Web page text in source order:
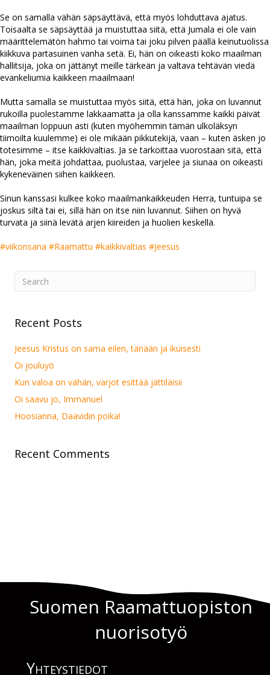
Se on samalla vähän säpsäyttävä, että myös lohduttava ajatus.
Toisaalta se säpsäyttää ja muistuttaa siitä, että Jumala ei ole vain
määrittelemätön hahmo tai voima tai joku pilven päällä keinutuolissa
kiikkuva partasuinen vanha setä. Ei, hän on oikeasti koko maailman
hallitsija, joka on jättänyt meille tärkeän ja valtava tehtävän viedä
evankeliumia kaikkeen maailmaan!
Mutta samalla se muistuttaa myös siitä, että hän, joka on luvannut
rukoilla puolestamme lakkaamatta ja olla kanssamme kaikki päivät
maailman loppuun asti (kuten myöhemmin tämän ulkoläksyn
tiimoilta kuulemme) ei ole mikään pikkutekijä, vaan – kuten äsken jo
totesimme – itse kaikkivaltias. Ja se tarkoittaa vuorostaan sitä, että
hän, joka meitä johdattaa, puolustaa, varjelee ja siunaa on oikeasti
kykeneväinen siihen kaikkeen.
Sinun kanssasi kulkee koko maailmankaikkeuden Herra, tuntuipa se
joskus siltä tai ei, sillä hän on itse niin luvannut. Siihen on hyvä
turvata ja siinä levätä arjen kiireiden ja huolien keskellä.
#viikonsana #Raamattu #kaikkivaltias #Jeesus
Recent Posts
Jeesus Kristus on sama eilen, tänään ja ikuisesti
Oi jouluyö
Kun valoa on vähän, varjot esittää jättiläisii
Oi saavu jo, Immanuel
Hoosianna, Daavidin poika!
Recent Comments
Suomen Raamattuopiston
nuorisotyö
Yhteys­tiedot